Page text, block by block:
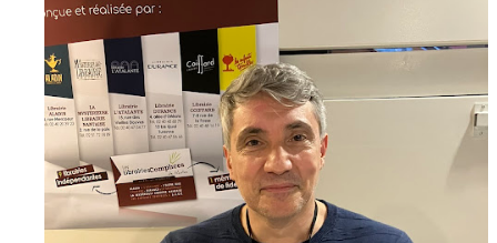
que Thomas connaissait et appréciait Olivier. Marlowe découvre une ville qu’il
ne connaissait pas, habitée par la méfiance, la peur et le rigorisme de la Ligue,
une ville pleine de mystères et de vieilles rancœurs. La Dame d...